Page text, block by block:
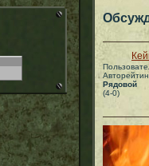
Рядовой
(4-0)